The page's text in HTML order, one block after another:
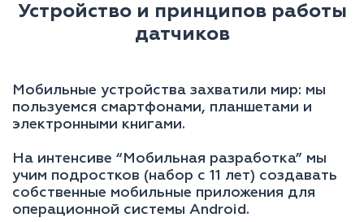
Устройство и принципов работы
датчиков
Мобильные устройства захватили мир: мы
пользуемся смартфонами, планшетами и
электронными книгами.
На интенсиве “Мобильная разработка” мы
учим подростков (набор с 11 лет) создавать
собственные мобильные приложения для
операционной системы Android.